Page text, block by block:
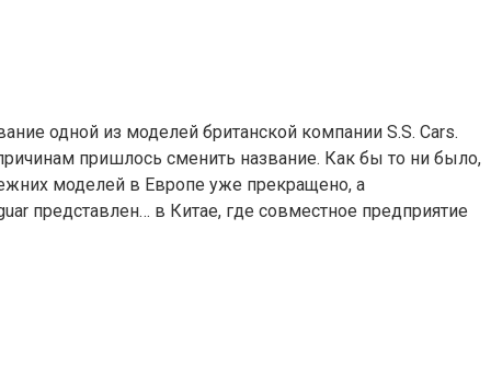
одной из моделей британской компании S.S. Cars.
пришлось сменить название. Как бы то ни было,
моделей в Европе уже прекращено, а
представлен… в Китае, где совместное предприятие